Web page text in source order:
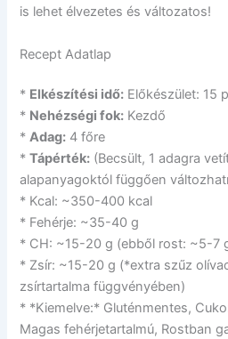
is lehet élvezetes és változatos!
Recept Adatlap
* Elkészítési idő: Előkészület: 15
* Nehézségi fok: Kezdő
*Adag: 4 főre
*Tápérték: (Becsült, 1 adagra
alapanyagoktól függően
* Kcal: ~350-400 kcal
* Fehérje: ~35-40 g
* CH: ~15-20 g (ebből rost: ~5-7
* Zsír: ~15-20 g (*extra szűz
zsírtartalma függvényében)
* *Kiemelve:* Gluténmentes,
Magas fehérjetartalmú, Rostban